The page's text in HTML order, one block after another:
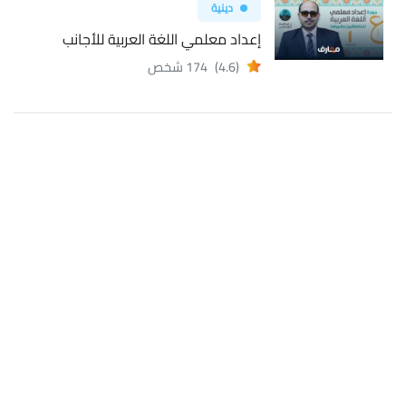
دينية
إعداد معلمي اللغة العربية للأجانب
(4.6) 174 شخص